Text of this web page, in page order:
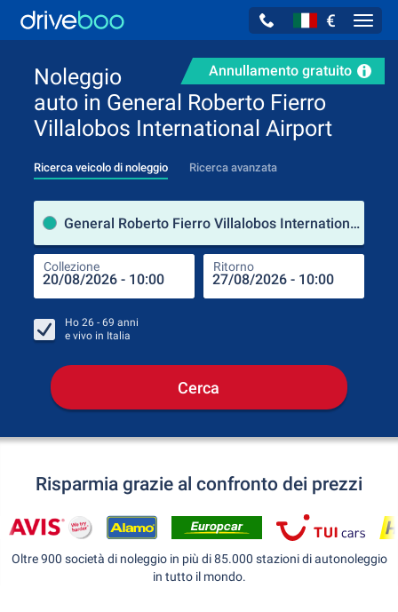
€
Annullamento gratuito
Noleggio
auto in General Roberto Fierro
Villalobos International Airport
Ricerca veicolo di noleggio Ricerca avanzata
General Roberto Fierro Villalobos International Airport (Chihuahua / Messico)
Collezione Ritorno
Ho 26 - 69 anni
e vivo in Italia
Cerca
Risparmia grazie al confronto dei prezzi
Oltre 900 società di noleggio in più di 85.000 stazioni di autonoleggio
in tutto il mondo.